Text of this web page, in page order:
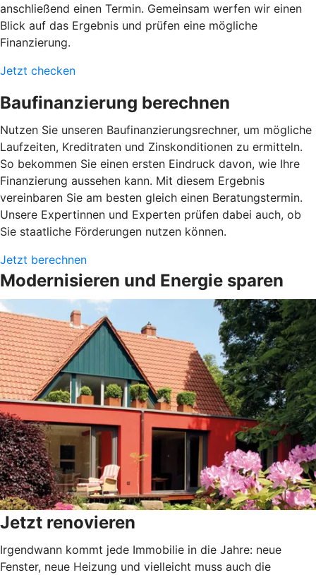
anschließend einen Termin. Gemeinsam werfen wir einen
Blick auf das Ergebnis und prüfen eine mögliche
Finanzierung.
Jetzt checken
Baufinanzierung berechnen
Nutzen Sie unseren Baufinanzierungsrechner, um mögliche
Laufzeiten, Kreditraten und Zinskonditionen zu ermitteln.
So bekommen Sie einen ersten Eindruck davon, wie Ihre
Finanzierung aussehen kann. Mit diesem Ergebnis
vereinbaren Sie am besten gleich einen Beratungstermin.
Unsere Expertinnen und Experten prüfen dabei auch, ob
Sie staatliche Förderungen nutzen können.
Jetzt berechnen
Modernisieren und Energie sparen
Jetzt renovieren
Irgendwann kommt jede Immobilie in die Jahre: neue
Fenster, neue Heizung und vielleicht muss auch die